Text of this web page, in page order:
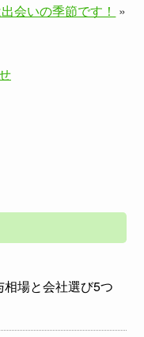
会いの季節です！ »
場と会社選び5つ